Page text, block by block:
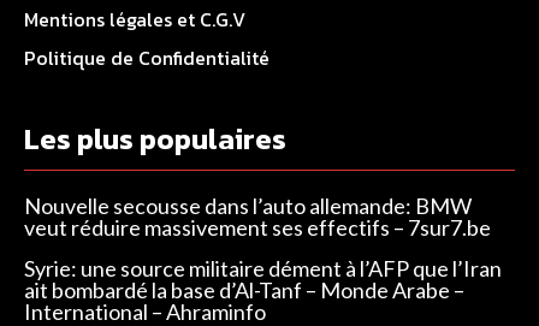
Mentions légales et C.G.V
Politique de Confidentialité
Les plus populaires
Nouvelle secousse dans l’auto allemande: BMW
veut réduire massivement ses effectifs – 7sur7.be
Syrie: une source militaire dément à l’AFP que l’Iran
ait bombardé la base d’Al-Tanf – Monde Arabe –
International – Ahraminfo